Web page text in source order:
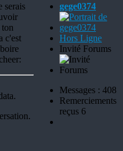
serais
c'est
gege0374
Hors Ligne
Invité Forums
Messages : 408
Remerciements
reçus 6